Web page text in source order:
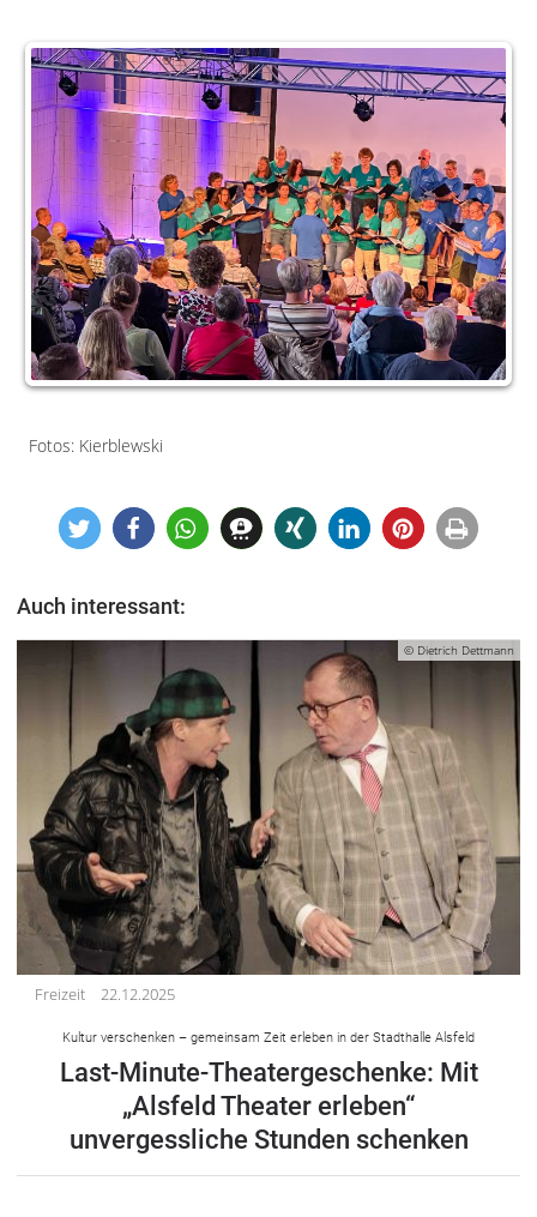
Fotos: Kierblewski
Auch interessant:
© Dietrich Dettmann
Freizeit 22.12.2025
Kultur verschenken – gemeinsam Zeit erleben in der Stadthalle Alsfeld
Last-Minute-Theatergeschenke: Mit
„Alsfeld Theater erleben“
unvergessliche Stunden schenken